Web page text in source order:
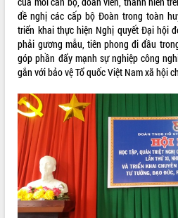
Bí thư Tỉnh ủy Lương Nguyễn Minh
Triết thăm, tặng quà người có công với
cách mạng
Rà soát, hoàn thiện hệ thống thiết chế
văn hóa, thể thao đáp ứng yêu cầu
Thường trực HĐND tỉnh Đắk Lắk gặp
mặt Đoàn chuyên gia y tế TP. Hồ Chí
Minh
Lễ truy điệu và an táng hài cốt liệt sĩ
tại Nghĩa trang Liệt sĩ xã Sơn Hòa
Bàn giải pháp tháo gỡ khó khăn trong
xuất khẩu sầu riêng và triển khai quy
định EUDR
LIÊN KẾT WEB
THỐNG KÊ TRUY CẬP
Hôm nay:
19541
Tất cả: 66064864
đề nghị các cấp bộ Đoàn trong toàn
triển khai thực hiện Nghị quyết Đại hội
phải gương mẫu, tiên phong đi đầu
góp phần đẩy mạnh sự nghiệp công
gắn với bảo vệ Tổ quốc Việt Nam xã hội